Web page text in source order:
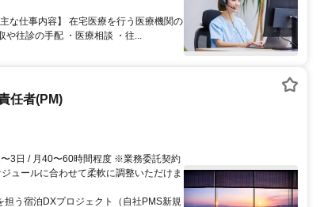
な仕事内容】 在宅医療を行う医療機関の
や往診の手配 ・医療相談 ・往...
任者(PM)
3日 / 月40〜60時間程度 ※業務委託契約
ュールに合わせて柔軟に調整いただけま
う宿泊DXプロジェクト（自社PMS新規